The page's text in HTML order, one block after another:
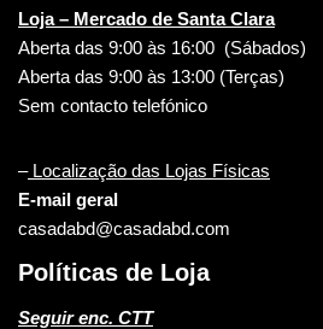
Loja – Mercado de Santa Clara
Aberta das 9:00 às 16:00 (Sábados)
Aberta das 9:00 às 13:00 (Terças)
Sem contacto telefónico
–Localização das Lojas Físicas
E-mail geral
casadabd@casadabd.com
Políticas de Loja
Seguir enc. CTT